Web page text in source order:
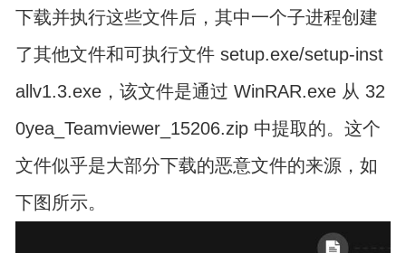
下载并执行这些文件后，其中一个子进程创建
了其他文件和可执行文件 setup.exe/setup-inst
allv1.3.exe，该文件是通过 WinRAR.exe 从 32
0yea_Teamviewer_15206.zip 中提取的。这个
文件似乎是大部分下载的恶意文件的来源，如
下图所示。